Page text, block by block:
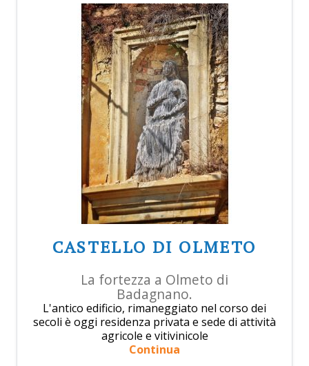
CASTELLO DI OLMETO
La fortezza a Olmeto di
Badagnano.
L'antico edificio, rimaneggiato nel corso dei
secoli è oggi residenza privata e sede di attività
agricole e vitivinicole
Continua